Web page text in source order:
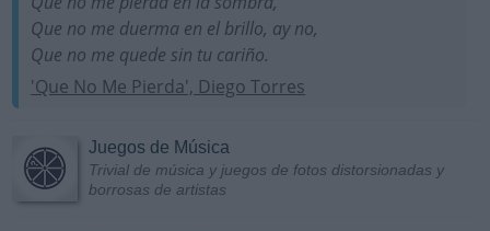
Que no me duerma en el brillo, ay no,
Que no me quede sin tu cariño.
'Que No Me Pierda', Diego Torres
Juegos de Música
Trivial de música y juegos de fotos distorsionadas y
borrosas de artistas